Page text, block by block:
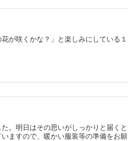
が咲くかな？」と楽しみにしている１
。明日はその思いがしっかりと届くと
ますので、暖かい服装等の準備をお願